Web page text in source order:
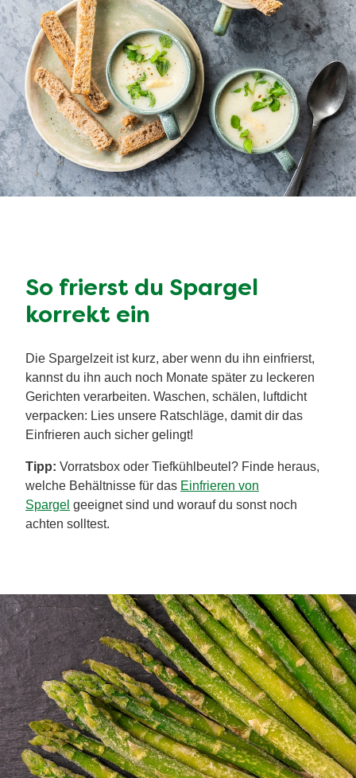
So frierst du Spargel
korrekt ein
Die Spargelzeit ist kurz, aber wenn du ihn einfrierst,
kannst du ihn auch noch Monate später zu leckeren
Gerichten verarbeiten. Waschen, schälen, luftdicht
verpacken: Lies unsere Ratschläge, damit dir das
Einfrieren auch sicher gelingt!
Tipp: Vorratsbox oder Tiefkühlbeutel? Finde heraus,
welche Behältnisse für das Einfrieren von
Spargel geeignet sind und worauf du sonst noch
achten solltest.